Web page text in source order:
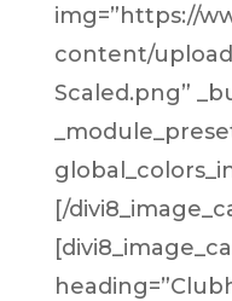
img=”https://
content/
Scaled.png”
[/